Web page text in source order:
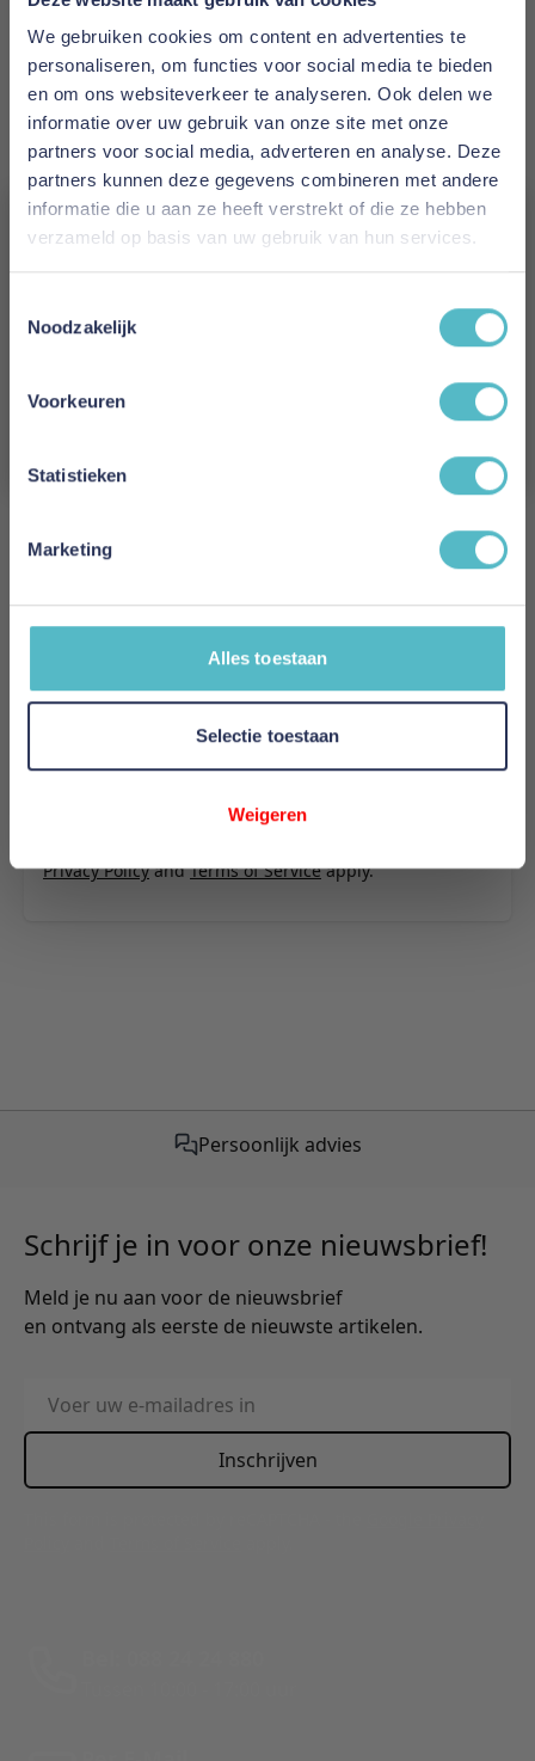
We gebruiken cookies om content en advertenties te
personaliseren, om functies voor social media te bieden
en om ons websiteverkeer te analyseren. Ook delen we
informatie over uw gebruik van onze site met onze
partners voor social media, adverteren en analyse. Deze
partners kunnen deze gegevens combineren met andere
informatie die u aan ze heeft verstrekt of die ze hebben
verzameld op basis van uw gebruik van hun services.
Noodzakelijk
Voorkeuren
Statistieken
Marketing
Alles toestaan
Selectie toestaan
Weigeren
Schrijf uw eigen review
Samenvatting
Privacy PolicyandTerms of Serviceapply.
7439654299233
Prijs
€ 69,00
Levertijd
1 tot 3 werkdagen
19-31 cm
Persoonlijk advies
Schrijf je in voor onze nieuwsbrief!
Meld je nu aan voor de nieuwsbrief
en ontvang als eerste de nieuwste artikelen.
E-mailadres
Inschrijven
E-mail